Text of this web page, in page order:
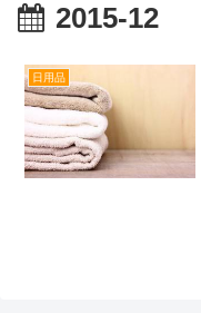
2015-12
日用品